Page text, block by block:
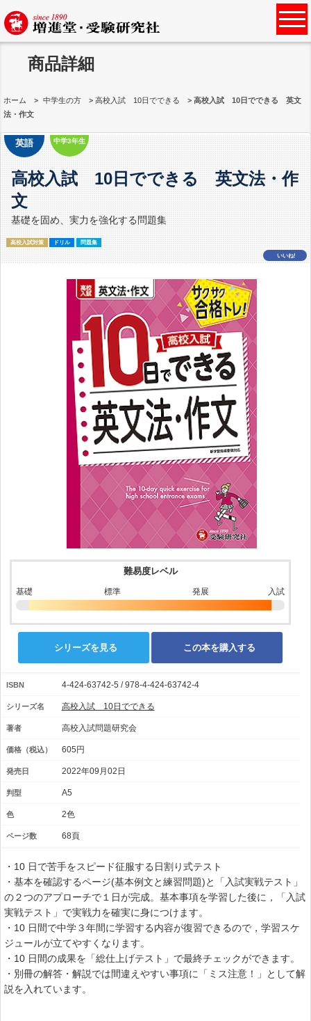
商品詳細
ホーム 中学生の方 高校入試 10日でできる
高校入試 10日でできる 英文
法・作文
英語 中学3年生
高校入試 10日でできる 英文法・作
文
基礎を固め、実力を強化する問題集
高校入試対策 ドリル 問題集
いいね!
難易度レベル
基礎 標準 発展 入試
シリーズを見る この本を購入する
ISBN 4-424-63742-5 / 978-4-424-63742-4
シリーズ名 高校入試 10日でできる
著者 高校入試問題研究会
価格（税込） 605円
発売日 2022年09月02日
判型 A5
色 2色
ページ数 68頁
・10 日で苦手をスピード征服する日割り式テスト
・基本を確認するページ(基本例文と練習問題)と「入試実戦テスト」
の２つのアプローチで１日が完成。基本事項を学習した後に，「入試
実戦テスト」で実戦力を確実に身につけます。
・10 日間で中学３年間に学習する内容が復習できるので，学習スケ
ジュールが立てやすくなります。
・10 日間の成果を「総仕上げテスト」で最終チェックができます。
・別冊の解答・解説では間違えやすい事項に「ミス注意！」として解
説を入れています。